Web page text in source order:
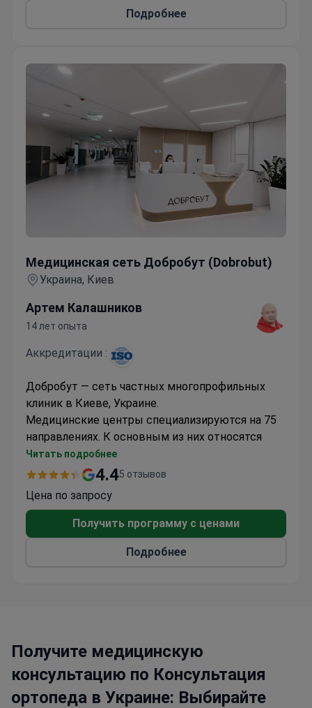
арабских государств, США, Канады и Австралии.
Подробнее
Медицинская сеть Добробут (Dobrobut)
Украина, Киев
Артем Калашников
14 лет опыта
Аккредитации :
Добробут — сеть частных многопрофильных
клиник в Киеве, Украине.
Медицинские центры специализируются на 75
направлениях. К основным из них относятся
онкология, кардиохирургия, эндоваскулярная
хирургия, пластическая хирургия, ортопедия и
Каждый год хирурги Добробут выполняют
более 11 000 операций.
Более 330 000 пациентов ежегодно проходят
лечения в клиниках сети.
Читать подробнее
4.45 отзывов
Цена по запросу
Получить программу с ценами
Подробнее
Получите медицинскую
консультацию по Консультация
ортопеда в Украине: Выбирайте